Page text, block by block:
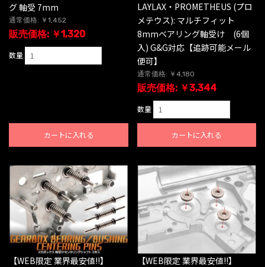
グ 軸受 7mm
通常価格: ￥1,452
販売価格: ￥1,320
数量
カートに入れる
LAYLAX・PROMETHEUS (プロ
メテウス): マルチフィット
8mmベアリング軸受け (6個
入) G&G対応【追跡可能メール
便可】
通常価格: ￥4,180
販売価格: ￥3,344
数量
カートに入れる
【WEB限定 業界最安値!!】
【WEB限定 業界最安値!!】